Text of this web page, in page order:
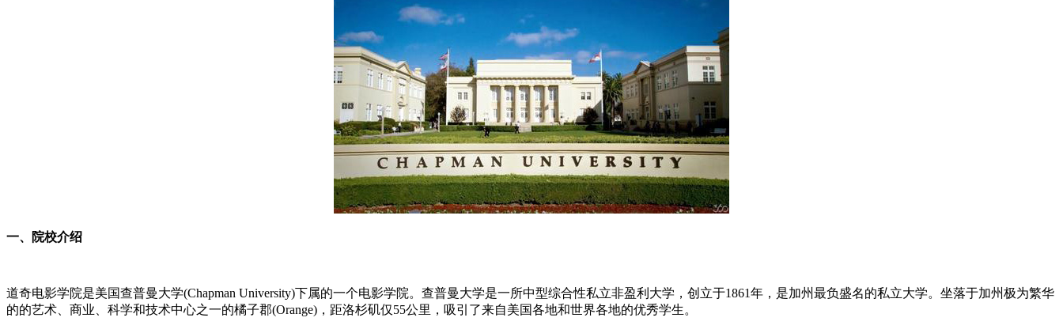
一、院校介绍
道奇电影学院是美国查普曼大学(Chapman University)下属的一个电影学院。查普曼大学是一所中型综合性私立非盈利大学，创立于1861年，是加州最负盛名的私立大学。坐落于加州极为繁华
的的艺术、商业、科学和技术中心之一的橘子郡(Orange)，距洛杉矶仅55公里，吸引了来自美国各地和世界各地的优秀学生。